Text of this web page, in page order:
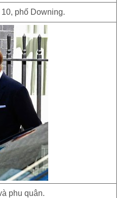
phố Downing.
phu quân.